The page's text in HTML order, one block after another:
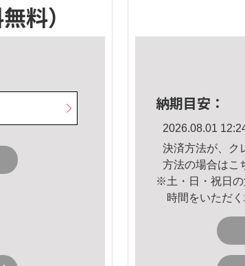
料）
納期目安：
2026.08.01
決済方法が、ク
方法の場合はこ
※土・日・祝日の
時間をいただく